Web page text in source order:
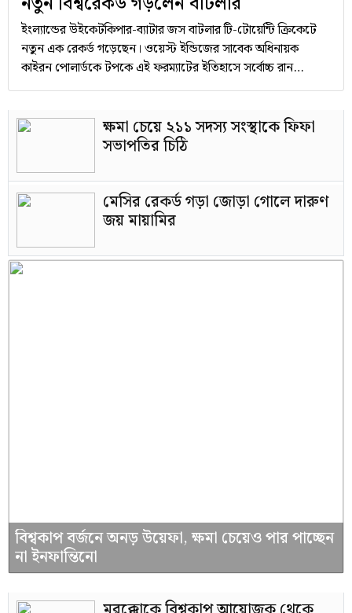
ইংল্যান্ডের উইকেটকিপার-ব্যাটার জস বাটলার টি-টোয়েন্টি ক্রিকেটে
নতুন এক রেকর্ড গড়েছেন। ওয়েস্ট ইন্ডিজের সাবেক অধিনায়ক
কাইরন পোলার্ডকে টপকে এই ফরম্যাটের ইতিহাসে সর্বোচ্চ রান
সংগ্রাহকের তালিকার শীর্ষে উঠে এসেছেন তিনি।
ক্ষমা চেয়ে ২১১ সদস্য সংস্থাকে ফিফা
সভাপতির চিঠি
মেসির রেকর্ড গড়া জোড়া গোলে দারুণ
জয় মায়ামির
বিশ্বকাপ বর্জনে অনড় উয়েফা, ক্ষমা চেয়েও পার পাচ্ছেন
না ইনফান্তিনো